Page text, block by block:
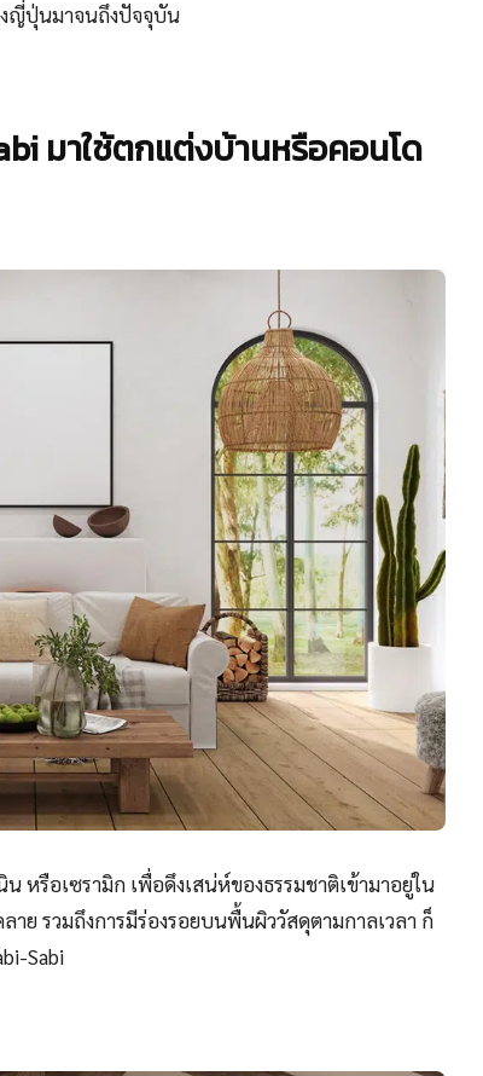
ญี่ปุ่นมาจนถึงปัจจุบัน
มาใช้ตกแต่งบ้านหรือคอนโด
หรือเซรามิก เพื่อดึงเสน่ห์ของธรรมชาติเข้ามาอยู่ใน
ย รวมถึงการมีร่องรอยบนพื้นผิววัสดุตามกาลเวลา ก็
Sabi